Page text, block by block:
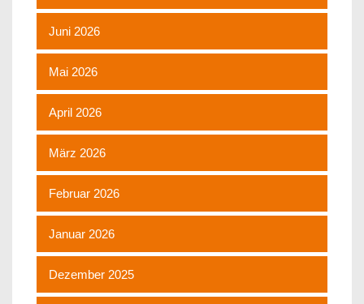
Juni 2026
Mai 2026
April 2026
März 2026
Februar 2026
Januar 2026
Dezember 2025